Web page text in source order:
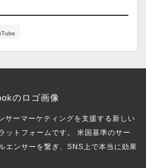
ーマーケティングを支援する新しい
ットフォームです。 米国基準のサー
エンサーを繋ぎ、SNS上で本当に効果